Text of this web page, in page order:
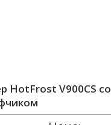
HotFrost V900CS со